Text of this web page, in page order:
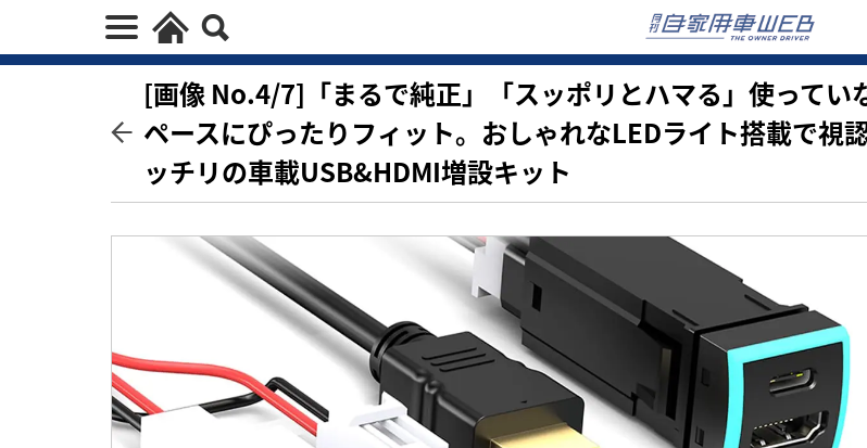
[画像 No.4/7]「まるで純正」「スッポリとハマる」使ってい
ペースにぴったりフィット。おしゃれなLEDライト搭載で視
ッチリの車載USB&HDMI増設キット